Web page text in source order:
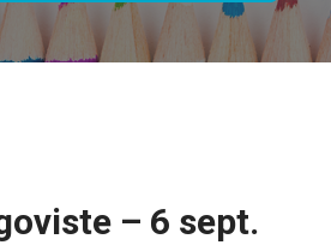
– 6 sept.